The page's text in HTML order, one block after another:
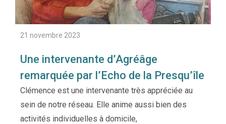
21 novembre 2023
Une intervenante d’Agréâge
remarquée par l’Echo de la Presqu’île
Clémence est une intervenante très appréciée au
sein de notre réseau. Elle anime aussi bien des
activités individuelles à domicile,